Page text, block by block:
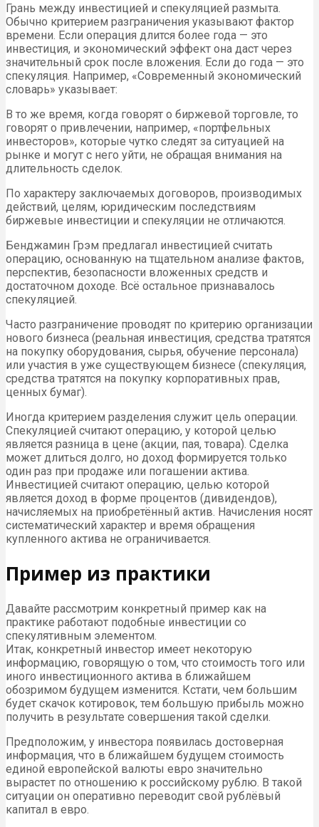
Грань между инвестицией и спекуляцией размыта.
Обычно критерием разграничения указывают фактор
времени. Если операция длится более года — это
инвестиция, и экономический эффект она даст через
значительный срок после вложения. Если до года — это
спекуляция. Например, «Современный экономический
словарь» указывает:
В то же время, когда говорят о биржевой торговле, то
говорят о привлечении, например, «портфельных
инвесторов», которые чутко следят за ситуацией на
рынке и могут с него уйти, не обращая внимания на
длительность сделок.
По характеру заключаемых договоров, производимых
действий, целям, юридическим последствиям
биржевые инвестиции и спекуляции не отличаются.
Бенджамин Грэм предлагал инвестицией считать
операцию, основанную на тщательном анализе фактов,
перспектив, безопасности вложенных средств и
достаточном доходе. Всё остальное признавалось
спекуляцией.
Часто разграничение проводят по критерию организации
нового бизнеса (реальная инвестиция, средства тратятся
на покупку оборудования, сырья, обучение персонала)
или участия в уже существующем бизнесе (спекуляция,
средства тратятся на покупку корпоративных прав,
ценных бумаг).
Иногда критерием разделения служит цель операции.
Спекуляцией считают операцию, у которой целью
является разница в цене (акции, пая, товара). Сделка
может длиться долго, но доход формируется только
один раз при продаже или погашении актива.
Инвестицией считают операцию, целью которой
является доход в форме процентов (дивидендов),
начисляемых на приобретённый актив. Начисления носят
систематический характер и время обращения
купленного актива не ограничивается.
Пример из практики
Давайте рассмотрим конкретный пример как на
практике работают подобные инвестиции со
спекулятивным элементом.
Итак, конкретный инвестор имеет некоторую
информацию, говорящую о том, что стоимость того или
иного инвестиционного актива в ближайшем
обозримом будущем изменится. Кстати, чем большим
будет скачок котировок, тем большую прибыль можно
получить в результате совершения такой сделки.
Предположим, у инвестора появилась достоверная
информация, что в ближайшем будущем стоимость
единой европейской валюты евро значительно
вырастет по отношению к российскому рублю. В такой
ситуации он оперативно переводит свой рублёвый
капитал в евро.